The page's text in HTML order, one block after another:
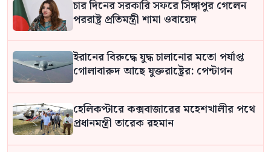
চার দিনের সরকারি সফরে সিঙ্গাপুর গেলেন
পররাষ্ট্র প্রতিমন্ত্রী শামা ওবায়েদ
ইরানের বিরুদ্ধে যুদ্ধ চালানোর মতো পর্যাপ্ত
গোলাবারুদ আছে যুক্তরাষ্ট্রের: পেন্টাগন
হেলিকপ্টারে কক্সবাজারের মহেশখালীর পথে
প্রধানমন্ত্রী তারেক রহমান